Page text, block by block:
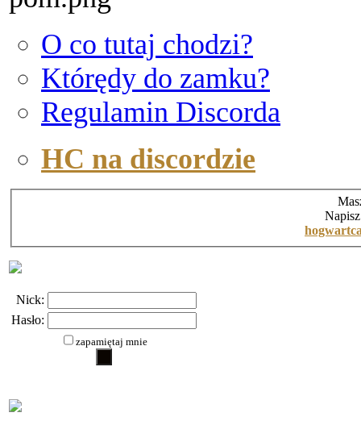
O co tutaj chodzi?
Którędy do zamku?
Regulamin Discorda
HC na discordzie
Nick:
Hasło:
zapamiętaj mnie